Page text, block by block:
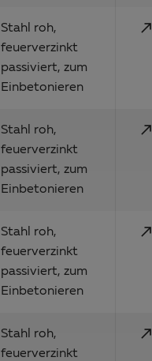
Stahl roh,
feuerverzinkt
passiviert, zum
Einbetonieren
call_made
Stahl roh,
feuerverzinkt
passiviert, zum
Einbetonieren
call_made
Stahl roh,
feuerverzinkt
passiviert, zum
Einbetonieren
call_made
Stahl roh,
feuerverzinkt
call_made